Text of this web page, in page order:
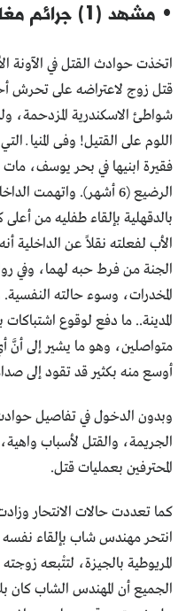
• مشهد (1) جرائم مغايرة للمعتاد، وانتحارات
اتخذت حوادث القتل في الآونة
قتل زوج لاعتراضه على تحرش
شواطئ الاسكندرية المزدحمة،
اللوم على القتيل! وفى المنيا ــ
الرضيع (6 أشهر).
بالدقهلية بإلقاء طفليه من
الأب لفعلته نقلاً عن
الجنة من فرط حبه لهما، وفي
المخدرات، وسوء حالته
المدينة.. ما دفع لوقوع
متواصلين، وهو ما يشير إلى
أوسع منه بكثير قد تقود إلى
وبدون الدخول في تفاصيل
الجريمة، والقتل لأسباب
المحترفين بعمليات قتل.
كما تعددت حالات الانتحار
انتحر مهندس شاب بإلقاء
المريوطية بالجيزة، لتتْبعه
الجميع أن المهندس الشاب كان